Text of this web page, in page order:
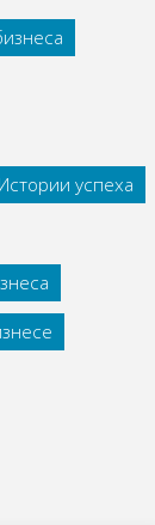
Истории успеха